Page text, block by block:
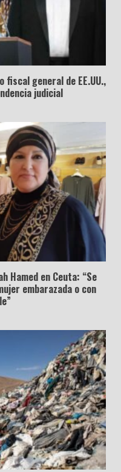
fiscal general de EE.UU.,
judicial
Hamed en Ceuta: “Se
embarazada o con